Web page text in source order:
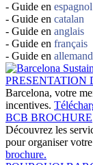
- Guide en espagnol
- Guide en catalan
- Guide en anglais
- Guide en français
- Guide en allemand
PRESENTATION
Barcelona, votre
incentives.
BCB BROCHURE
Découvrez les
pour organiser
brochure.